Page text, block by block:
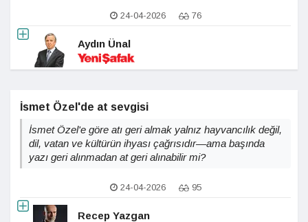
24-04-2026 76
Aydın Ünal
İsmet Özel'de at sevgisi
İsmet Özel'e göre atı geri almak yalnız hayvancılık değil,
dil, vatan ve kültürün ihyası çağrısıdır—ama başında
yazı geri alınmadan at geri alınabilir mi?
24-04-2026 95
Recep Yazgan